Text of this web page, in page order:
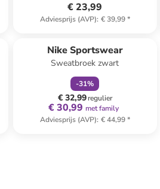
€ 23,99
Adviesprijs (AVP): € 39,99*
Nike Sportswear
Sweatbroek zwart
-31%
€ 32,99regulier
€ 30,99 met family
Adviesprijs (AVP): € 44,99*